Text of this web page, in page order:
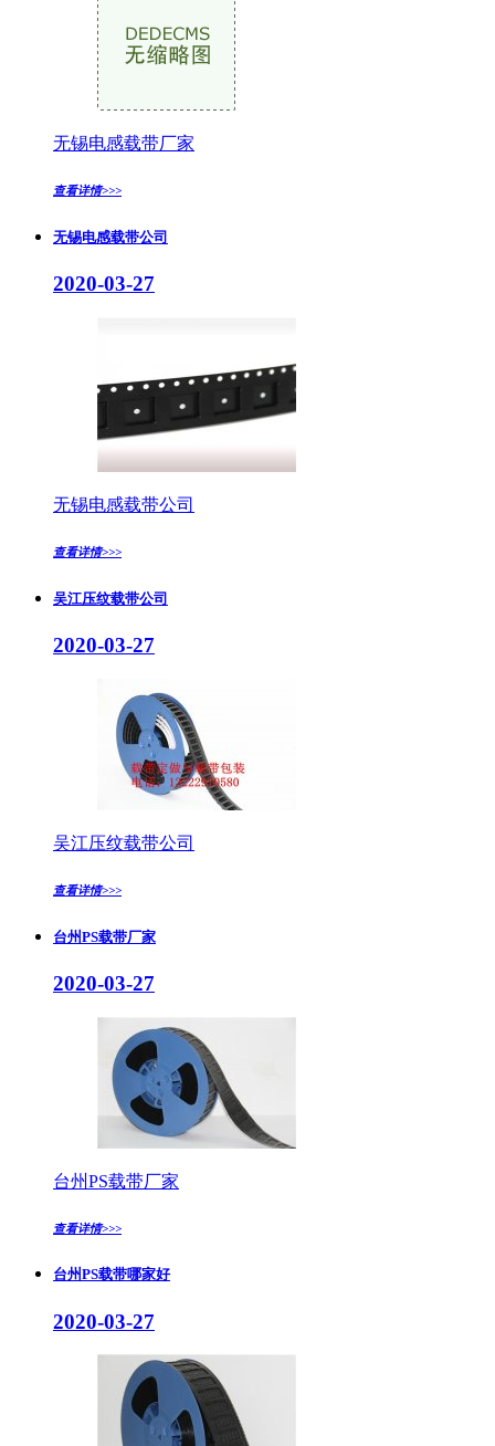
无锡电感载带厂家
查看详情>>>
无锡电感载带公司
2020-03-27
无锡电感载带公司
查看详情>>>
吴江压纹载带公司
2020-03-27
吴江压纹载带公司
查看详情>>>
台州PS载带厂家
2020-03-27
台州PS载带厂家
查看详情>>>
台州PS载带哪家好
2020-03-27